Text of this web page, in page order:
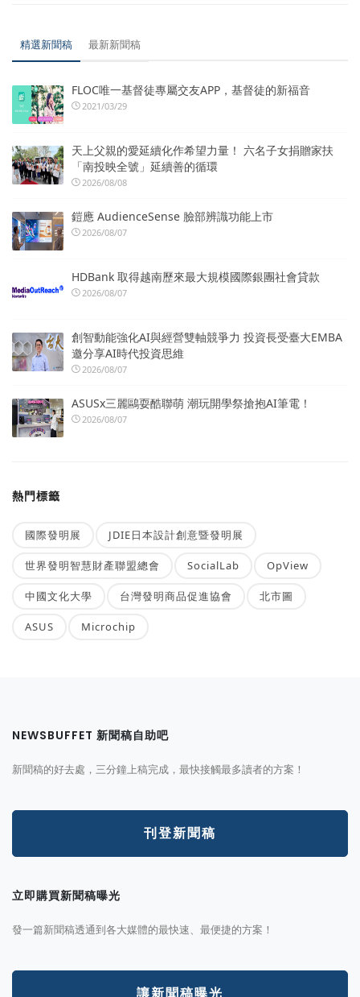
精選新聞稿 最新新聞稿
FLOC唯一基督徒專屬交友APP，基督徒的新福音
2021/03/29
天上父親的愛延續化作希望力量！ 六名子女捐贈家扶
「南投映全號」延續善的循環
2026/08/08
鎧應 AudienceSense 臉部辨識功能上市
2026/08/07
HDBank 取得越南歷來最大規模國際銀團社會貸款
2026/08/07
創智動能強化AI與經營雙軸競爭力 投資長受臺大EMBA
邀分享AI時代投資思維
2026/08/07
ASUSx三麗鷗耍酷聯萌 潮玩開學祭搶抱AI筆電！
2026/08/07
熱門標籤
國際發明展 JDIE日本設計創意暨發明展
世界發明智慧財產聯盟總會 SocialLab OpView
中國文化大學 台灣發明商品促進協會 北市圖
ASUS Microchip
NEWSBUFFET 新聞稿自助吧
新聞稿的好去處，三分鐘上稿完成，最快接觸最多讀者的方案！
刊登新聞稿
立即購買新聞稿曝光
發一篇新聞稿透通到各大媒體的最快速、最便捷的方案！
讓新聞稿曝光